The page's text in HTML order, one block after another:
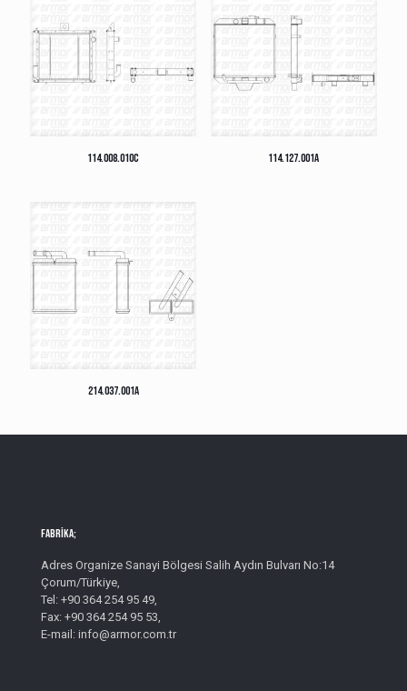
114.008.010C 114.127.001A
214.037.001A
Fabrika;
Adres Organize Sanayi Bölgesi Salih Aydın Bulvarı No:14
Çorum/Türkiye,
Tel: +90 364 254 95 49,
Fax: +90 364 254 95 53,
E-mail: info@armor.com.tr